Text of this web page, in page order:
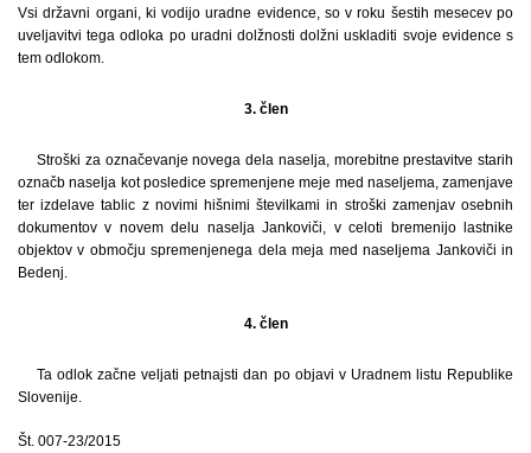
Vsi državni organi, ki vodijo uradne evidence, so v roku šestih mesecev po
uveljavitvi tega odloka po uradni dolžnosti dolžni uskladiti svoje evidence s
tem odlokom.
3. člen
Stroški za označevanje novega dela naselja, morebitne prestavitve starih
označb naselja kot posledice spremenjene meje med naseljema, zamenjave
ter izdelave tablic z novimi hišnimi številkami in stroški zamenjav osebnih
dokumentov v novem delu naselja Jankoviči, v celoti bremenijo lastnike
objektov v območju spremenjenega dela meja med naseljema Jankoviči in
Bedenj.
4. člen
Ta odlok začne veljati petnajsti dan po objavi v Uradnem listu Republike
Slovenije.
Št. 007-23/2015